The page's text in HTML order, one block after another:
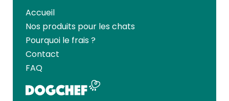
Accueil
Nos produits pour les chats
Pourquoi le frais ?
Contact
FAQ